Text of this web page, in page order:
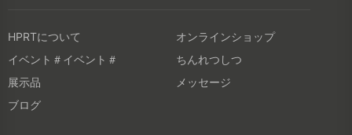
HPRTについて
オンラインショップ
イベント＃イベント＃
ちんれつしつ
展示品
メッセージ
ブログ